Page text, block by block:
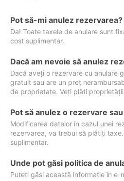
Pot să-mi anulez rezervarea?
Da! Toate taxele de anulare sunt
cost suplimentar.
Dacă am nevoie să anulez
Dacă aveți o rezervare cu anulare
gratuit sau are un preț
de proprietate. Veți plăti
Pot să anulez o rezervare
Modificarea datelor în cazul unei
rezervarea, va trebui să plătiți
suplimentar.
Unde pot găsi politica de
Puteți găsi această informație în e-